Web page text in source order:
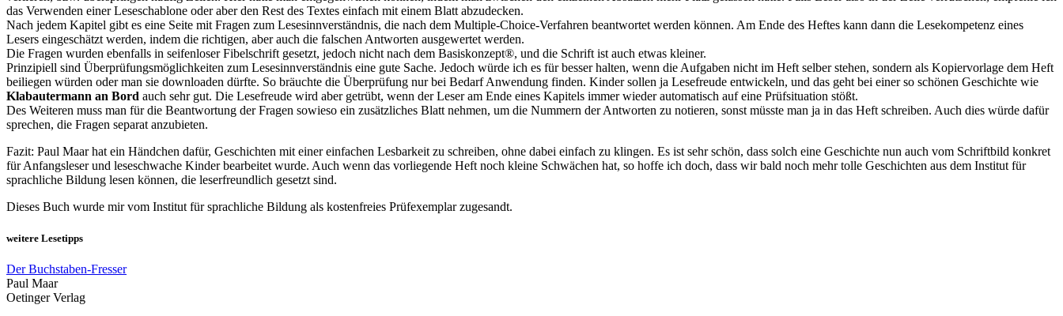
das Verwenden einer Leseschablone oder aber den Rest des Textes einfach mit einem Blatt abzudecken.
Nach jedem Kapitel gibt es eine Seite mit Fragen zum Lesesinnverständnis, die nach dem Multiple-Choice-Verfahren beantwortet werden können. Am Ende des Heftes kann dann die Lesekompetenz eines
Lesers eingeschätzt werden, indem die richtigen, aber auch die falschen Antworten ausgewertet werden.
Die Fragen wurden ebenfalls in seifenloser Fibelschrift gesetzt, jedoch nicht nach dem Basiskonzept®, und die Schrift ist auch etwas kleiner.
Prinzipiell sind Überprüfungsmöglichkeiten zum Lesesinnverständnis eine gute Sache. Jedoch würde ich es für besser halten, wenn die Aufgaben nicht im Heft selber stehen, sondern als Kopiervorlage dem Heft
beiliegen würden oder man sie downloaden dürfte. So bräuchte die Überprüfung nur bei Bedarf Anwendung finden. Kinder sollen ja Lesefreude entwickeln, und das geht bei einer so schönen Geschichte wie
Klabautermann an Bord auch sehr gut. Die Lesefreude wird aber getrübt, wenn der Leser am Ende eines Kapitels immer wieder automatisch auf eine Prüfsituation stößt.
Des Weiteren muss man für die Beantwortung der Fragen sowieso ein zusätzliches Blatt nehmen, um die Nummern der Antworten zu notieren, sonst müsste man ja in das Heft schreiben. Auch dies würde dafür
sprechen, die Fragen separat anzubieten.
Fazit: Paul Maar hat ein Händchen dafür, Geschichten mit einer einfachen Lesbarkeit zu schreiben, ohne dabei einfach zu klingen. Es ist sehr schön, dass solch eine Geschichte nun auch vom Schriftbild konkret
für Anfangsleser und leseschwache Kinder bearbeitet wurde. Auch wenn das vorliegende Heft noch kleine Schwächen hat, so hoffe ich doch, dass wir bald noch mehr tolle Geschichten aus dem Institut für
sprachliche Bildung lesen können, die leserfreundlich gesetzt sind.
Dieses Buch wurde mir vom Institut für sprachliche Bildung als kostenfreies Prüfexemplar zugesandt.
weitere Lesetipps
Der Buchstaben-Fresser
Paul Maar
Oetinger Verlag